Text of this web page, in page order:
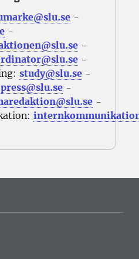
-
-
-
-
study@slu.se -
press@slu.se -
-